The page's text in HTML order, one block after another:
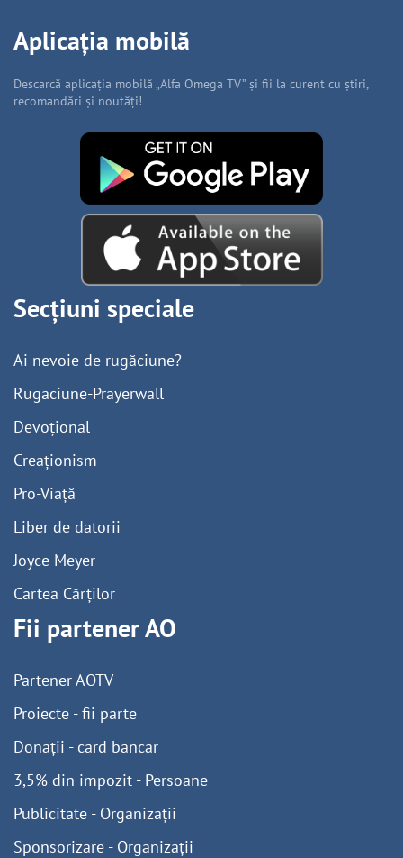
Aplicația mobilă
Descarcă aplicația mobilă „Alfa Omega TV” și fii la curent cu știri,
recomandări și noutăți!
Secțiuni speciale
Ai nevoie de rugăciune?
Rugaciune-Prayerwall
Devoțional
Creaționism
Pro-Viață
Liber de datorii
Joyce Meyer
Cartea Cărților
Fii partener AO
Partener AOTV
Proiecte - fii parte
Donații - card bancar
3,5% din impozit - Persoane
Publicitate - Organizații
Sponsorizare - Organizații